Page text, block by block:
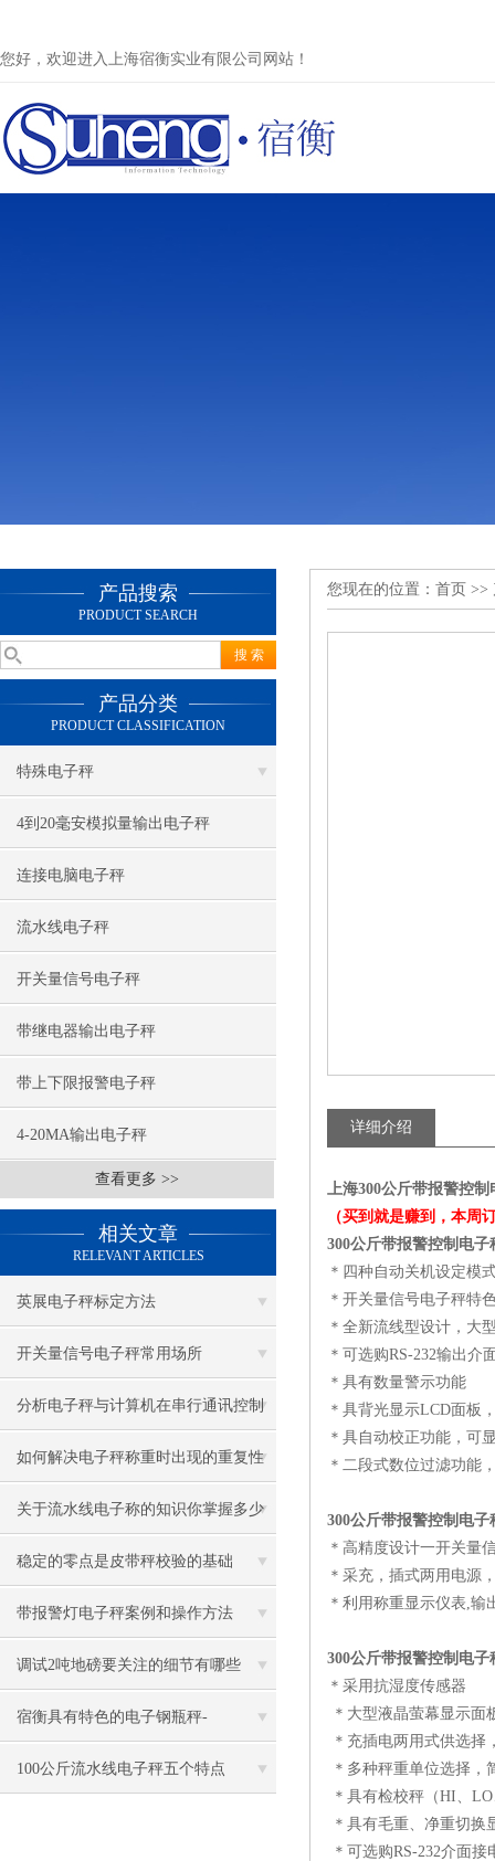
您好，欢迎进入上海宿衡实业有限公司网站！
产品搜索
PRODUCT SEARCH
产品分类
PRODUCT CLASSIFICATION
特殊电子秤
4到20毫安模拟量输出电子秤
连接电脑电子秤
流水线电子秤
开关量信号电子秤
带继电器输出电子秤
带上下限报警电子秤
4-20MA输出电子秤
查看更多 >>
相关文章
RELEVANT ARTICLES
英展电子秤标定方法
开关量信号电子秤常用场所
分析电子秤与计算机在串行通讯控制
中的运用
如何解决电子秤称重时出现的重复性
误差
关于流水线电子称的知识你掌握多少
稳定的零点是皮带秤校验的基础
带报警灯电子秤案例和操作方法
调试2吨地磅要关注的细节有哪些
宿衡具有特色的电子钢瓶秤-
100公斤流水线电子秤五个特点
您现在的位置： 首页 >>
详细介绍
上海300公斤带报警控
（买到就是赚到，本周
300公斤带报警控制电子
＊四种自动关机设定模
＊开关量信号电子秤特
＊全新流线型设计，大
＊可选购RS-232输出介
＊具有数量警示功能
＊具背光显示LCD面板
＊具自动校正功能，可
＊二段式数位过滤功能
300公斤带报警控制电子
＊高精度设计一开关量
＊采充，插式两用电源
＊利用称重显示仪表,
300公斤带报警控制电
＊采用抗湿度传感器
＊大型液晶萤幕显示面
＊充插电两用式供选择
＊多种秤重单位选择，
＊具有检校秤（HI、
＊具有毛重、净重切换
＊可选购RS-232介面